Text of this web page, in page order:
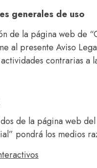
generales de uso
de la página web de
al presente Aviso
contrarias a
de la página web
pondrá los medios